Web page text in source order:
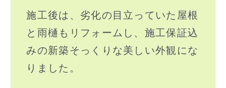
施工後は、劣化の目立っていた屋根
と雨樋もリフォームし、施工保証込
みの新築そっくりな美しい外観にな
りました。